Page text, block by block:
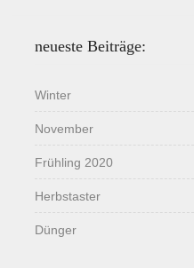
neueste Beiträge:
Winter
November
Frühling 2020
Herbstaster
Dünger